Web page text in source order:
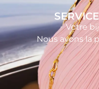
Votre
Nous avons la